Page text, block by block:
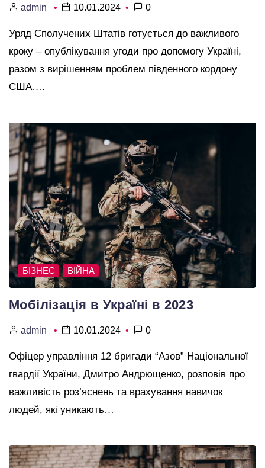
admin 10.01.2024 0
Уряд Сполучених Штатів готується до важливого
кроку – опублікування угоди про допомогу Україні,
разом з вирішенням проблем південного кордону
США….
БІЗНЕС ВІЙНА
Мобілізація в Україні в 2023
admin 10.01.2024 0
Офіцер управління 12 бригади “Азов” Національної
гвардії України, Дмитро Андрющенко, розповів про
важливість роз’яснень та врахування навичок
людей, які уникають…